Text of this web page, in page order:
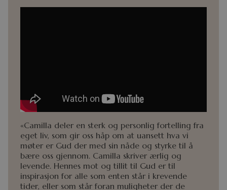
«Camilla deler en sterk og personlig fortelling fra
eget liv, som gir oss håp om at uansett hva vi
møter er Gud der med sin nåde og styrke til å
bære oss gjennom. Camilla skriver ærlig og
levende. Hennes mot og tillit til Gud er til
inspirasjon for alle som enten står i krevende
tider, eller som står foran muligheter der de